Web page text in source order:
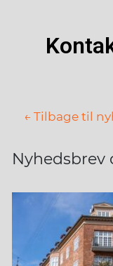
← Tilbage til
Nyhedsbrev